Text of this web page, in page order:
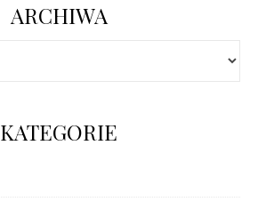
ARCHIWA
KATEGORIE